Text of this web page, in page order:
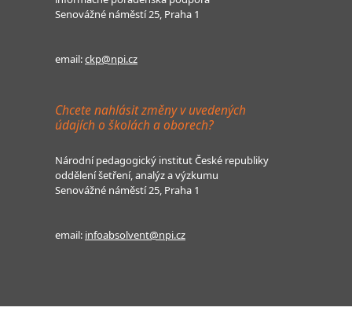
Senovážné náměstí 25, Praha 1
email:ckp@npi.cz
Chcete nahlásit změny v uvedených
údajích o školách a oborech?
Národní pedagogický institut České republiky
oddělení šetření, analýz a výzkumu
Senovážné náměstí 25, Praha 1
email: infoabsolvent@npi.cz